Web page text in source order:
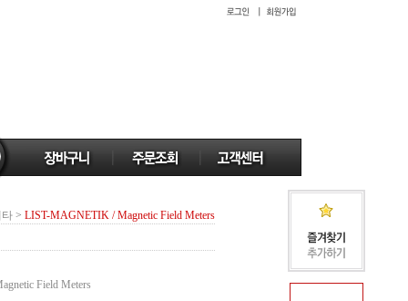
> LIST-MAGNETIK / Magnetic Field Meters
Field Meters